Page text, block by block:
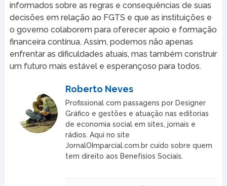
informados sobre as regras e consequências de suas
decisões em relação ao FGTS e que as instituições e
o governo colaborem para oferecer apoio e formação
financeira contínua. Assim, podemos não apenas
enfrentar as dificuldades atuais, mas também construir
um futuro mais estável e esperançoso para todos.
Roberto Neves
Profissional com passagens por Designer
Gráfico e gestões e atuação nas editorias
de economia social em sites, jornais e
rádios. Aqui no site
JornalOImparcial.com.br cuido sobre quem
tem direito aos Benefísios Sociais.